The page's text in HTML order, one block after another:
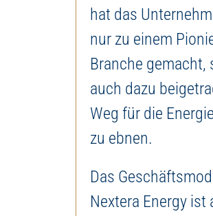
hat das
nur zu einem
Branche gemacht,
auch dazu
Weg für die
zu ebnen.
Das
Nextera Energy ist